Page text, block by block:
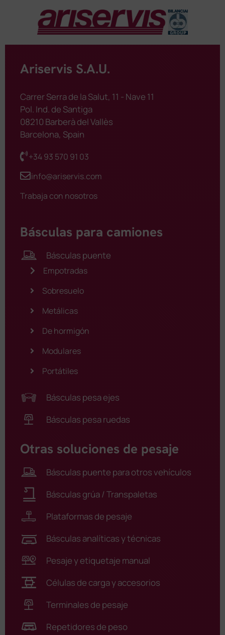
Ariservis S.A.U.
Carrer Serra de la Salut, 11 - Nave 11
Pol. Ind. de Santiga
08210 Barberà del Vallès
Barcelona, Spain
+34 93 570 91 03
info@ariservis.com
Trabaja con nosotros
Básculas para camiones
Básculas puente
Empotradas
Sobresuelo
Metálicas
De hormigón
Modulares
Portátiles
Básculas pesa ejes
Básculas pesa ruedas
Otras soluciones de pesaje
Básculas puente para otros vehículos
Básculas grúa / Transpaletas
Plataformas de pesaje
Básculas analíticas y técnicas
Pesaje y etiquetaje manual
Células de carga y accesorios
Terminales de pesaje
Repetidores de peso